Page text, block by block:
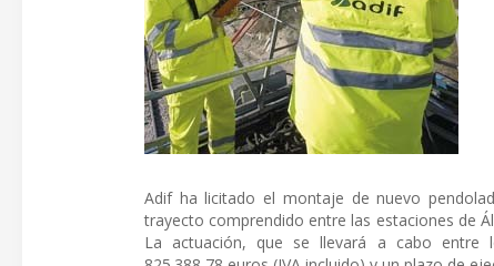
Adif ha licitado el montaje de nuevo
trayecto comprendido entre las estaciones de
La actuación, que se llevará a cabo entre